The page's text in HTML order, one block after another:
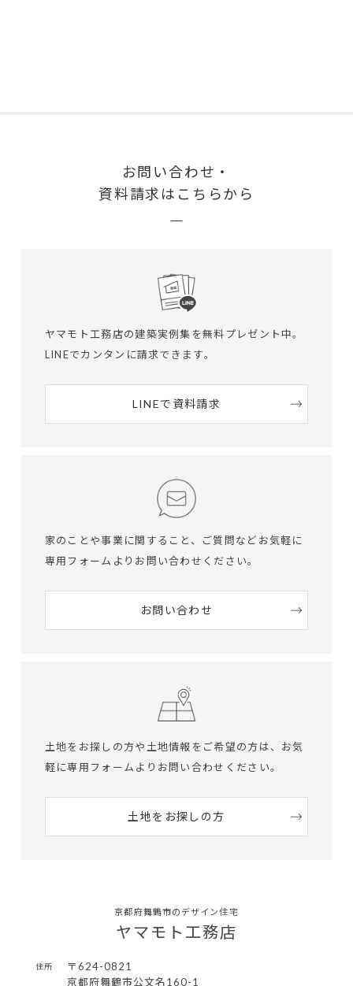
お問い合わせ・
資料請求はこちらから
ヤマモト工務店の建築実例集を無料プレゼント中。
LINEでカンタンに請求できます。
LINEで資料請求
家のことや事業に関すること、ご質問など お気軽に
専用フォームよりお問い合わせください。
お問い合わせ
土地をお探しの方や土地情報をご希望の方は、 お気
軽に専用フォームよりお問い合わせください。
土地をお探しの方
京都府舞鶴市のデザイン住宅
ヤマモト工務店
住所
〒624-0821
京都府舞鶴市公文名160-1